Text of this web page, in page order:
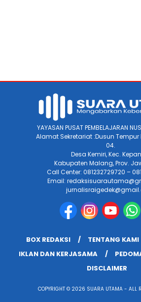
YAYASAN PUSAT PEMBELAJARAN
Alamat Sekretariat :Dusun Tempur
04.
Desa Kemiri, Kec.
Kabupaten Malang, Prov.
Call Center: 081232729720 –
Email:
BOX REDAKSI TENTANG KAMI
IKLAN DAN KERJASAMA
DISCLAIMER
COPYRIGHT © 2026 SUARA UTAMA - ALL